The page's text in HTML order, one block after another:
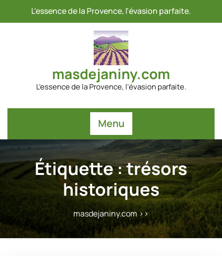
L'essence de la Provence, l'évasion parfaite.
masdejaniny.com
L'essence de la Provence, l'évasion parfaite.
Menu
Étiquette :trésors
historiques
masdejaniny.com>>